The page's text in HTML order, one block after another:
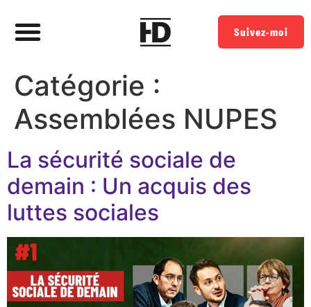
Suivez-moi
Catégorie :
Assemblées NUPES
La sécurité sociale de
demain : Un acquis des
luttes sociales